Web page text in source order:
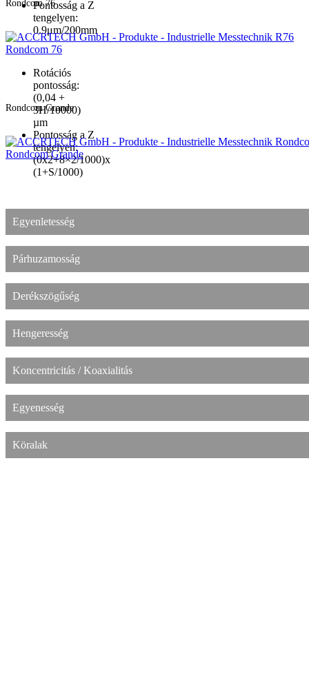
Pontosság a Z
tengelyen:
0.9μm/200mm
Rondcom 76
Rondcom 76
Rotációs
pontosság:
(0,04 +
3H/10000)
µm
Pontosság a Z
tengelyen:
(0x2+8×2/1000)x
(1+S/1000)
Rondcom Grande
Rondcom Grande
Egyenletesség
Párhuzamosság
Derékszögűség
Hengeresség
Koncentricitás / Koaxialitás
Egyenesség
Köralak